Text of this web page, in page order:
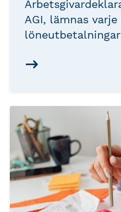
AGI, lämnas